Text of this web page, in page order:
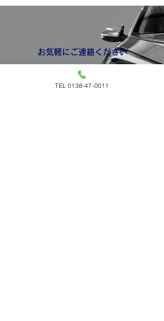
​お気軽にご連絡ください
0138-47-0011
9:00〜17:30(日祝・第2土 休業)
TEL 0138-47-0011